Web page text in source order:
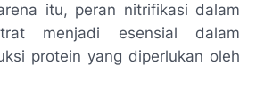
itu, peran nitrifikasi dalam
menjadi esensial dalam
protein yang diperlukan oleh